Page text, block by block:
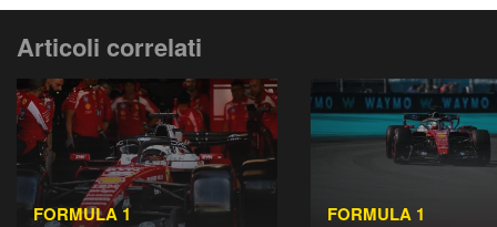
Articoli correlati
FORMULA 1 FORMULA 1